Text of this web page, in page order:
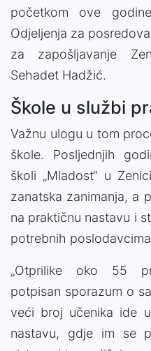
početkom ove
Odjeljenja za
za zapošljavanje
Sehadet Hadžić.
Škole u službi
Važnu ulogu u tom
škole. Posljednjih
školi „Mladost“ u
zanatska zanimanja, a
na praktičnu nastavu i
potrebnih
„Otprilike oko 55
potpisan sporazum o
veći broj učenika ide
nastavu, gdje im se